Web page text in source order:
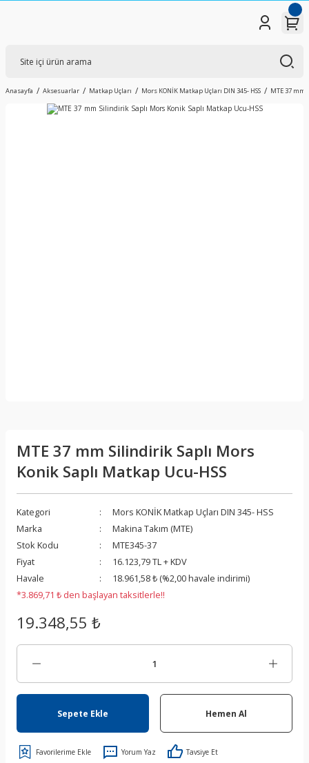
Anasayfa Aksesuarlar Matkap Uçları Mors KONİK Matkap Uçları DIN 345- HSS MTE 37 mm
MTE 37 mm Silindirik Saplı Mors
Konik Saplı Matkap Ucu-HSS
Kategori
Mors KONİK Matkap Uçları DIN 345- HSS
Marka
Makina Takım (MTE)
Stok Kodu
MTE345-37
Fiyat
16.123,79 TL + KDV
Havale
18.961,58 ₺ (%2,00 havale indirimi)
*3.869,71 ₺ den başlayan taksitlerle!!
19.348,55 ₺
Sepete Ekle Hemen Al
Yorum Yaz Tavsiye Et